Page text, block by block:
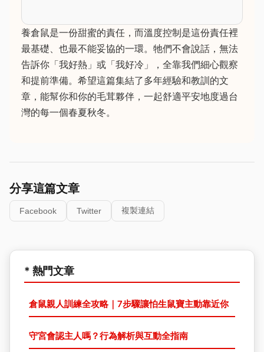
養倉鼠是一份甜蜜的責任，而溫度控制是這份責任裡
最基礎、也最不能妥協的一環。牠們不會說話，無法
告訴你「我好熱」或「我好冷」，全靠我們細心觀察
和提前準備。希望這篇集結了多年經驗和教訓的文
章，能幫你和你的毛茸夥伴，一起舒適平安地度過台
灣的每一個春夏秋冬。
分享這篇文章
Facebook Twitter 複製連結
* 熱門文章
倉鼠親人訓練全攻略｜7步驟讓怕生鼠寶主動靠近你
守宮會認主人嗎？行為解析與互動全指南